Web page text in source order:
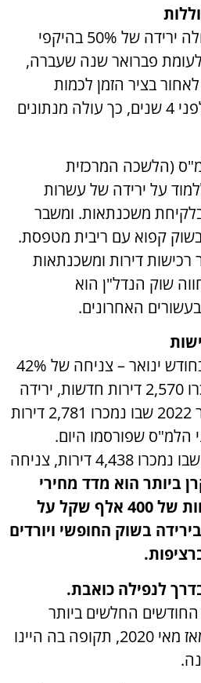
בחודש פברואר 2023 חלה ירידה של 50% בהיקפי
פברואר שנה שעברה,
בציר הזמן לכמות
המשכנתאות שנלקחו לפני 4 שנים, כך עולה מנתונים
(הלשכה המרכזית
על ירידה של עשרות
משכנתאות. ומשבר
בשוק קפוא עם ריבית מטפסת.
רכישות דירות ומשכנתאות
שוק הנדל"ן הוא
האחרונים.
ינואר – צניחה של 42%
בחודש ינואר 2023 נמכרו 2,570 דירות חדשות, ירידה
של 7.4% לעומת דצמבר 2022 שבו נמכרו 2,781 דירות
הלמ"ס שפורסמו היום.
בהשוואה לינואר 2022 שבו נמכרו 4,438 דירות, צניחה
ביותר הוא מדד מחירי
הדירות החדשות, הנחות של 400 אלף שקל על
בשוק החופשי ויורדים
לנפילה כואבת.
החלשים ביותר
במכירת דירות חדשות מאז מאי 2020, תקופה בה היינו